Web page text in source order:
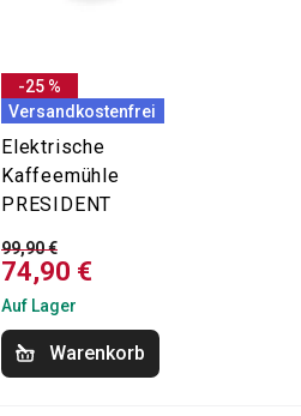
-25 %
Versandkostenfrei
Elektrische
Kaffeemühle
PRESIDENT
99,90 €
74,90 €
Auf Lager
Warenkorb